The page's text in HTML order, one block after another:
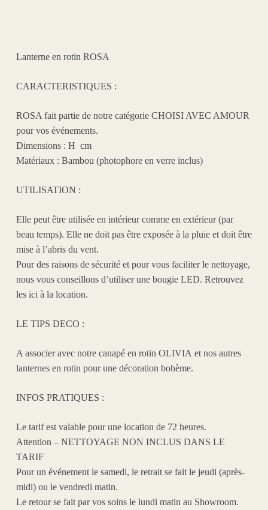
Lanterne en rotin ROSA
CARACTERISTIQUES :
ROSA fait partie de notre catégorie CHOISI AVEC AMOUR
pour vos événements.
Dimensions : H cm
Matériaux : Bambou (photophore en verre inclus)
UTILISATION :
Elle peut être utilisée en intérieur comme en extérieur (par
beau temps). Elle ne doit pas être exposée à la pluie et doit être
mise à l’abris du vent.
Pour des raisons de sécurité et pour vous faciliter le nettoyage,
nous vous conseillons d’utiliser une bougie LED. Retrouvez
les ici à la location.
LE TIPS DECO :
A associer avec notre canapé en rotin OLIVIA et nos autres
lanternes en rotin pour une décoration bohème.
INFOS PRATIQUES :
Le tarif est valable pour une location de 72 heures.
Attention – NETTOYAGE NON INCLUS DANS LE
TARIF
Pour un événement le samedi, le retrait se fait le jeudi (après-
midi) ou le vendredi matin.
Le retour se fait par vos soins le lundi matin au Showroom.